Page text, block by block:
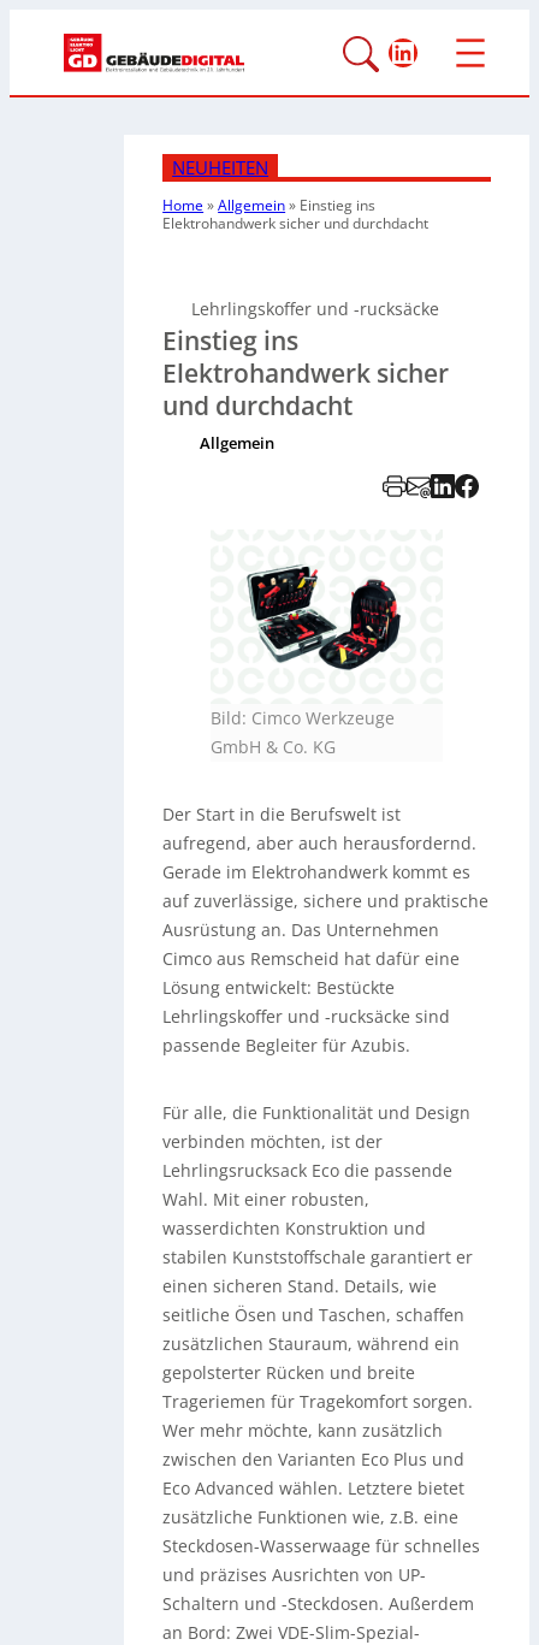
LinkedIn
NEUHEITEN
Home»Allgemein» Einstieg ins
Elektrohandwerk sicher und durchdacht
Lehrlingskoffer und -rucksäcke
Einstieg ins
Elektrohandwerk sicher
und durchdacht
Allgemein
Bild: Cimco Werkzeuge
GmbH & Co. KG
Der Start in die Berufswelt ist
aufregend, aber auch herausfordernd.
Gerade im Elektrohandwerk kommt es
auf zuverlässige, sichere und praktische
Ausrüstung an. Das Unternehmen
Cimco aus Remscheid hat dafür eine
Lösung entwickelt: Bestückte
Lehrlingskoffer und -rucksäcke sind
passende Begleiter für Azubis.
Für alle, die Funktionalität und Design
verbinden möchten, ist der
Lehrlingsrucksack Eco die passende
Wahl. Mit einer robusten,
wasserdichten Konstruktion und
stabilen Kunststoffschale garantiert er
einen sicheren Stand. Details, wie
seitliche Ösen und Taschen, schaffen
zusätzlichen Stauraum, während ein
gepolsterter Rücken und breite
Trageriemen für Tragekomfort sorgen.
Wer mehr möchte, kann zusätzlich
zwischen den Varianten Eco Plus und
Eco Advanced wählen. Letztere bietet
zusätzliche Funktionen wie, z.B. eine
Steckdosen-Wasserwaage für schnelles
und präzises Ausrichten von UP-
Schaltern und -Steckdosen. Außerdem
an Bord: Zwei VDE-Slim-Spezial-